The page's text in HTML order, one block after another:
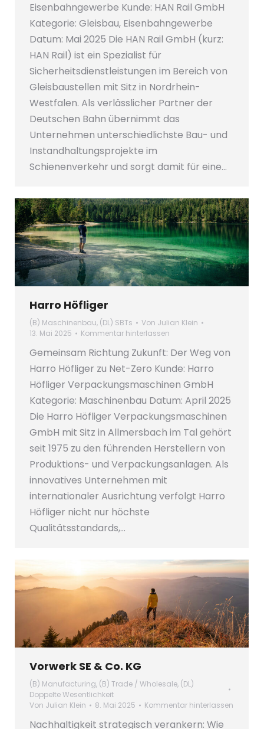
Eisenbahngewerbe Kunde: HAN Rail GmbH
Kategorie: Gleisbau, Eisenbahngewerbe
Datum: Mai 2025 Die HAN Rail GmbH (kurz:
HAN Rail) ist ein Spezialist für
Sicherheitsdienstleistungen im Bereich von
Gleisbaustellen mit Sitz in Nordrhein-
Westfalen. Als verlässlicher Partner der
Deutschen Bahn übernimmt das
Unternehmen unterschiedlichste Bau- und
Instandhaltungsprojekte im
Schienenverkehr und sorgt damit für eine…
Harro Höfliger
(B) Maschinenbau, (DL) SBTs Von Julian Klein
13. Mai 2025
Kommentar hinterlassen
Gemeinsam Richtung Zukunft: Der Weg von
Harro Höfliger zu Net-Zero Kunde: Harro
Höfliger Verpackungsmaschinen GmbH
Kategorie: Maschinenbau Datum: April 2025
Die Harro Höfliger Verpackungsmaschinen
GmbH mit Sitz in Allmersbach im Tal gehört
seit 1975 zu den führenden Herstellern von
Produktions- und Verpackungsanlagen. Als
innovatives Unternehmen mit
internationaler Ausrichtung verfolgt Harro
Höfliger nicht nur höchste
Qualitätsstandards,…
Vorwerk SE & Co. KG
(B) Manufacturing, (B) Trade / Wholesale, (DL)
Doppelte Wesentlichkeit
Von Julian Klein 8. Mai 2025 Kommentar hinterlassen
Nachhaltigkeit strategisch verankern: Wie